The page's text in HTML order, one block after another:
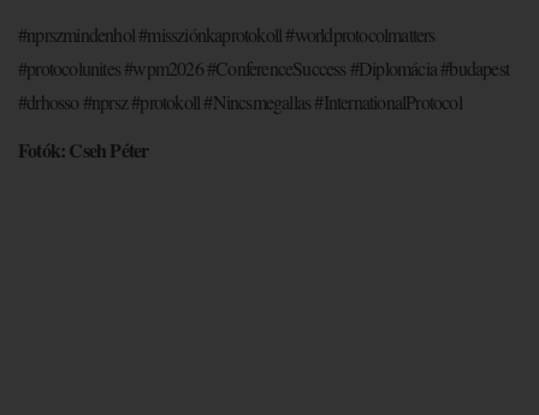
#nprszmindenhol #missziónkaprotokoll #worldprotocolmatters
#protocolunites #wpm2026 #ConferenceSuccess #Diplomácia #budapest
#drhosso #nprsz #protokoll #Nincsmegallas #InternationalProtocol
Fotók: Cseh Péter